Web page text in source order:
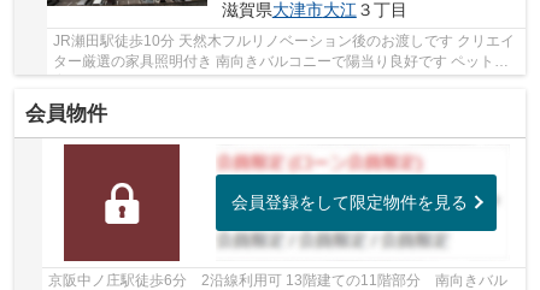
滋賀県大津市大江３丁目
JR瀬田駅徒歩10分 天然木フルリノベーション後のお渡しです クリエイ
ター厳選の家具照明付き 南向きバルコニーで陽当り良好です ペット飼
会員物件
会員登録をして限定物件を見る
京阪中ノ庄駅徒歩6分 2沿線利用可 13階建ての11階部分 南向きバル